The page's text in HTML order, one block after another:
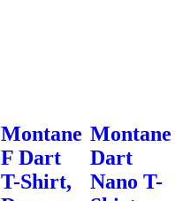
Montane
F Dart
T-Shirt,
Montane
Dart
Nano T-